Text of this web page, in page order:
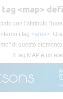
tag <map>
con l'attributo
i tag <area>.
di questo
Il tag MAP è un